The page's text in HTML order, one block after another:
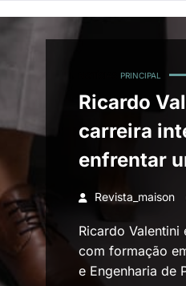
PRINCIPAL
Ricardo
carreira
enfrentar
global: o
Revista_maison
Ricardo
com formação
e Engenharia de